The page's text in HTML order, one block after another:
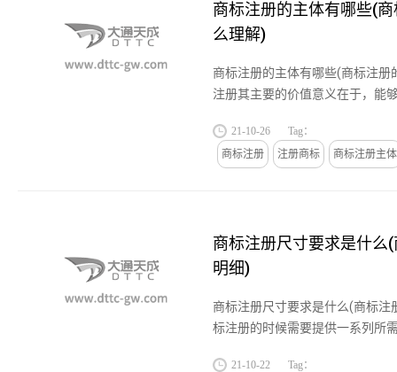
商标注册的主体有哪些(
么理解)
商标注册的主体有哪些(商标注册
注册其主要的价值意义在于，能
时如果是企业所有的商标注册，...
21-10-26
Tag：
商标注册
注册商标 商标注册主体
商标注册尺寸要求是什么
明细)
商标注册尺寸要求是什么(商标注
标注册的时候需要提供一系列所
21-10-22
Tag：